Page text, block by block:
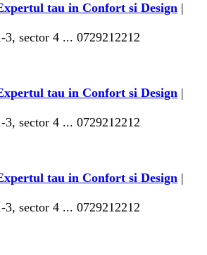
tau in Confort si Design |
3, sector 4 ... 0729212212
tau in Confort si Design |
3, sector 4 ... 0729212212
tau in Confort si Design |
3, sector 4 ... 0729212212